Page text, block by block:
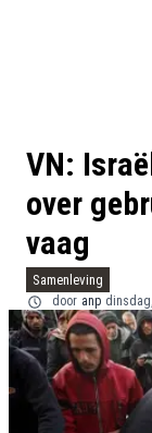
VN:
over
vaag
Samenleving
door anp